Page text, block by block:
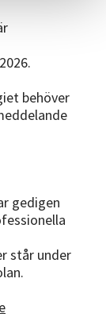
behöver
gedigen
står under